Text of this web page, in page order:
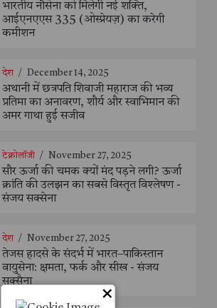
भारतीय नौसेना को मिलेगी नई शक्ति,
आईएनएएस 335 (ओस्प्रेयज़) का करेगी
कमीशन
देश / December 14, 2025
अथानी में छत्रपति शिवाजी महाराज की भव्य
प्रतिमा का अनावरण, शौर्य और स्वाभिमान की
अमर गाथा हुई सजीव
टेक्नोलॉजी / November 27, 2025
सौर ऊर्जा की चमक क्यों मंद पड़ने लगी? ऊर्जा
क्रांति की उलझन का सबसे विस्तृत विश्लेषण -
संजय सक्सेना
देश / November 27, 2025
तेजस हादसे के संदर्भ में भारत–पाकिस्तान
वायुसेना: क्षमता, फर्क और सीख - संजय
सक्सैना
×